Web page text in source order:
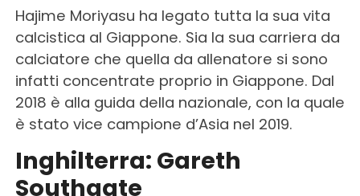
Hajime Moriyasu ha legato tutta la sua vita
calcistica al Giappone. Sia la sua carriera da
calciatore che quella da allenatore si sono
infatti concentrate proprio in Giappone. Dal
2018 è alla guida della nazionale, con la quale
è stato vice campione d’Asia nel 2019.
Inghilterra: Gareth
Southgate